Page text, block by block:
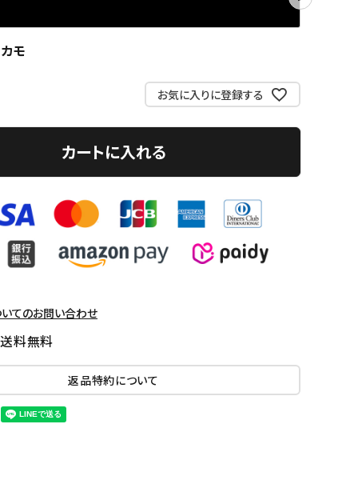
モ
お気に入りに登録する
カートに入れる
てのお問い合わせ
料無料
返品特約について